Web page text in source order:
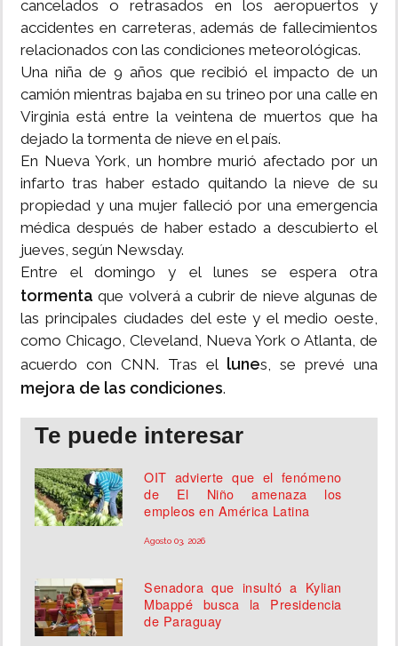
cancelados o retrasados en los aeropuertos y
accidentes en carreteras, además de fallecimientos
relacionados con las condiciones meteorológicas.
Una niña de 9 años que recibió el impacto de un
camión mientras bajaba en su trineo por una calle en
Virginia está entre la veintena de muertos que ha
dejado la tormenta de nieve en el país.
En Nueva York, un hombre murió afectado por un
infarto tras haber estado quitando la nieve de su
propiedad y una mujer falleció por una emergencia
médica después de haber estado a descubierto el
jueves, según Newsday.
Entre el domingo y el lunes se espera otra
tormenta que volverá a cubrir de nieve algunas de
las principales ciudades del este y el medio oeste,
como Chicago, Cleveland, Nueva York o Atlanta, de
acuerdo con CNN. Tras el lunes, se prevé una
mejora de las condiciones.
Te puede interesar
OIT advierte que el fenómeno
de El Niño amenaza los
empleos en América Latina
Agosto 03, 2026
Senadora que insultó a Kylian
Mbappé busca la Presidencia
de Paraguay